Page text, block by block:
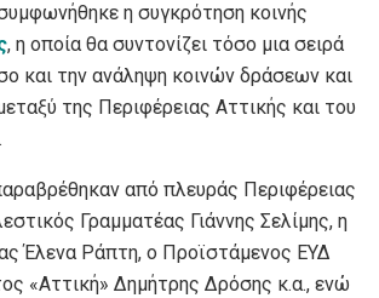
η συγκρότηση κοινής
, η οποία θα συντονίζει τόσο μια σειρά
και την ανάληψη κοινών δράσεων και
της Περιφέρειας Αττικής και του
από πλευράς Περιφέρειας
Γραμματέας Γιάννης Σελίμης, η
Έλενα Ράπτη, ο Προϊστάμενος ΕΥΔ
«Αττική» Δημήτρης Δρόσης κ.α., ενώ